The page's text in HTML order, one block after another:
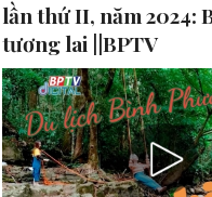
lần thứ II, năm 2024:
tương lai ||BPTV